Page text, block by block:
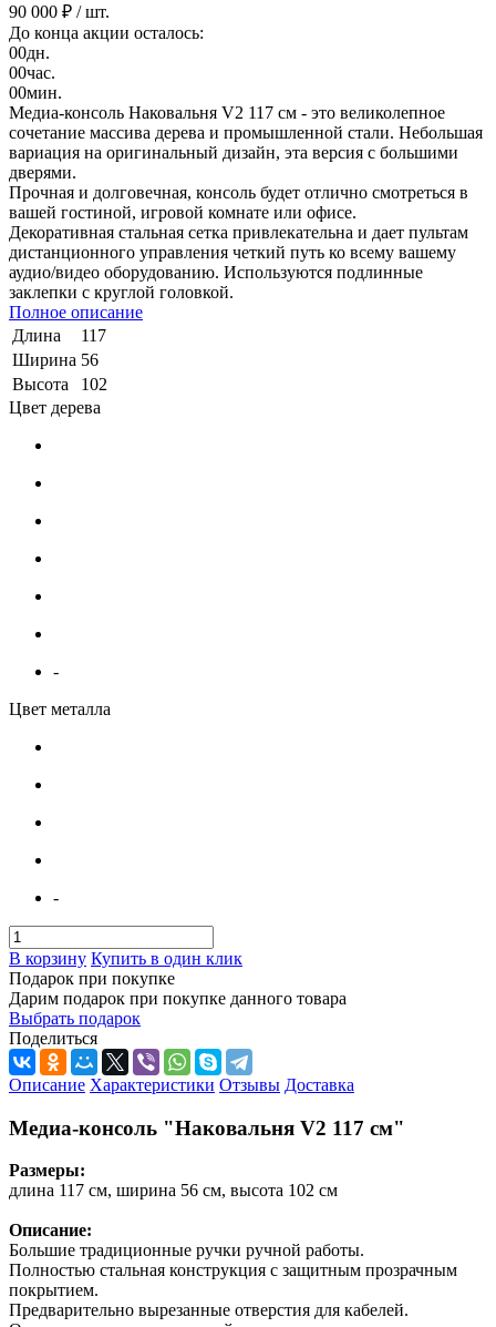
90 000 ₽ / шт.
До конца акции осталось:
00дн.
00час.
00мин.
Медиа-консоль Наковальня V2 117 см - это великолепное
сочетание массива дерева и промышленной стали. Небольшая
вариация на оригинальный дизайн, эта версия с большими
дверями.
Прочная и долговечная, консоль будет отлично смотреться в
вашей гостиной, игровой комнате или офисе.
Декоративная стальная сетка привлекательна и дает пультам
дистанционного управления четкий путь ко всему вашему
аудио/видео оборудованию. Используются подлинные
заклепки с круглой головкой.
Полное описание
Длина
117
Ширина 56
Высота
102
Цвет дерева
-
Цвет металла
-
В корзину Купить в один клик
Подарок при покупке
Дарим подарок при покупке данного товара
Выбрать подарок
Поделиться
Описание Характеристики Отзывы Доставка
Медиа-консоль "Наковальня V2 117 см"
Размеры:
длина 117 см, ширина 56 см, высота 102 см
Описание:
Большие традиционные ручки ручной работы.
Полностью стальная конструкция с защитным прозрачным
покрытием.
Предварительно вырезанные отверстия для кабелей.